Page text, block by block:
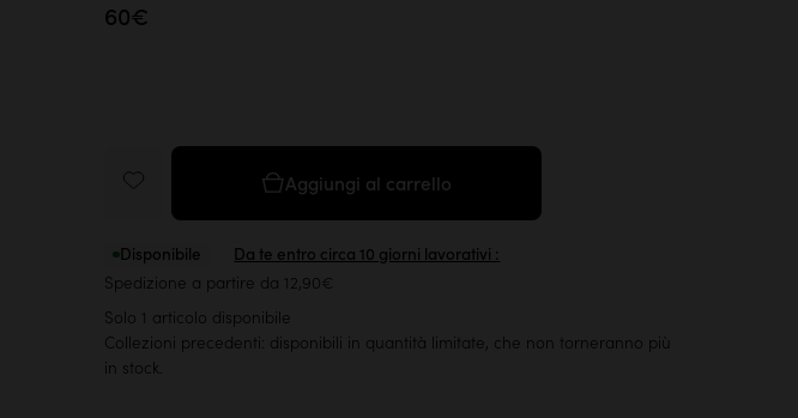
60€
Aggiungi al carrello
Disponibile
Da te entro circa 10 giorni lavorativi :
Spedizione a partire da 12,90€
Solo 1 articolo disponibile
Collezioni precedenti: disponibili in quantità limitate, che non torneranno più
in stock.